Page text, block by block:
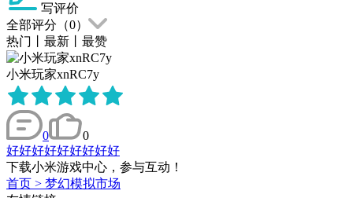
写评价
全部评分（0）
热门
最新 最赞
小米玩家xnRC7y
0
0
好好好好好好好好好
下载小米游戏中心，参与互动！
首页 > 梦幻模拟市场